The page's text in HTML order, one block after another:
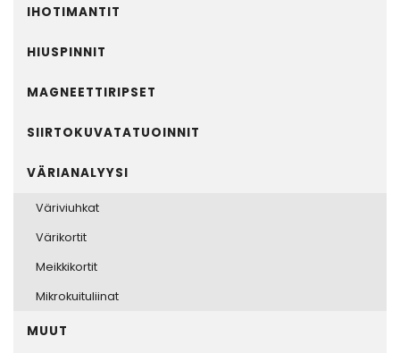
IHOTIMANTIT
HIUSPINNIT
MAGNEETTIRIPSET
SIIRTOKUVATATUOINNIT
VÄRIANALYYSI
Väriviuhkat
Värikortit
Meikkikortit
Mikrokuituliinat
MUUT